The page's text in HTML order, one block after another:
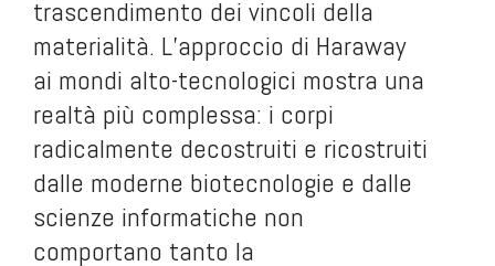
trascendimento dei vincoli della
materialità. L’approccio di Haraway
ai mondi alto-tecnologici mostra una
realtà più complessa: i corpi
radicalmente decostruiti e ricostruiti
dalle moderne biotecnologie e dalle
scienze informatiche non
comportano tanto la